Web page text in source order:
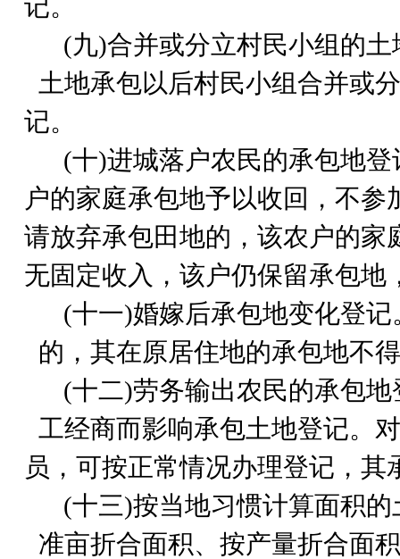
记。
(九)合并或分立村民小组的
土地承包以后村民小组合并或
记。
(十)进城落户农民的承包地
户的家庭承包地予以收回，不
请放弃承包田地的，该农户的
无固定收入，该户仍保留承包地
(十一)婚嫁后承包地变化登
的，其在原居住地的承包地不
(十二)劳务输出农民的承包
工经商而影响承包土地登记。
员，可按正常情况办理登记，
(十三)按当地习惯计算面积
准亩折合面积、按产量折合面